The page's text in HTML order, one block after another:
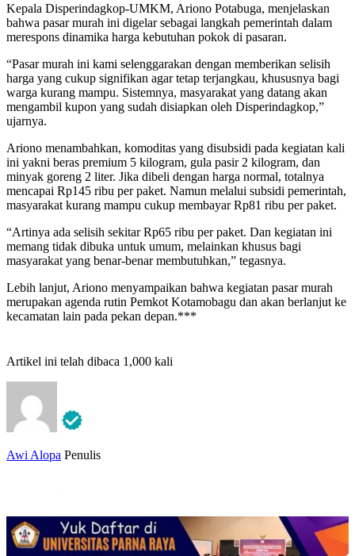
Kepala Disperindagkop-UMKM, Ariono Potabuga, menjelaskan
bahwa pasar murah ini digelar sebagai langkah pemerintah dalam
merespons dinamika harga kebutuhan pokok di pasaran.
“Pasar murah ini kami selenggarakan dengan memberikan selisih
harga yang cukup signifikan agar tetap terjangkau, khususnya bagi
warga kurang mampu. Sistemnya, masyarakat yang datang akan
mengambil kupon yang sudah disiapkan oleh Disperindagkop,”
ujarnya.
Ariono menambahkan, komoditas yang disubsidi pada kegiatan kali
ini yakni beras premium 5 kilogram, gula pasir 2 kilogram, dan
minyak goreng 2 liter. Jika dibeli dengan harga normal, totalnya
mencapai Rp145 ribu per paket. Namun melalui subsidi pemerintah,
masyarakat kurang mampu cukup membayar Rp81 ribu per paket.
“Artinya ada selisih sekitar Rp65 ribu per paket. Dan kegiatan ini
memang tidak dibuka untuk umum, melainkan khusus bagi
masyarakat yang benar-benar membutuhkan,” tegasnya.
Lebih lanjut, Ariono menyampaikan bahwa kegiatan pasar murah
merupakan agenda rutin Pemkot Kotamobagu dan akan berlanjut ke
kecamatan lain pada pekan depan.***
Artikel ini telah dibaca 1,000 kali
Awi Alopa Penulis